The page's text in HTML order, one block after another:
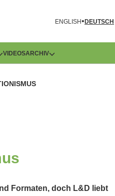
ENGLISH DEUTSCH
VIDEOSARCHIV
Formaten, doch L&D liebt